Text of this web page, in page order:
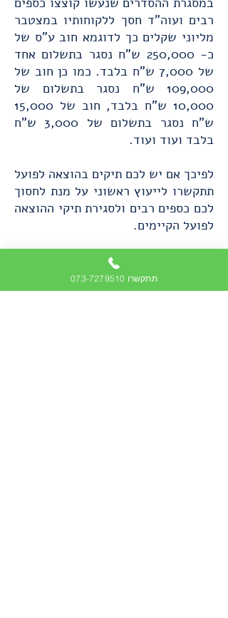
רבים ועוה"ד חסך ללקוחותיו במצטבר
מליוני שקלים כך לדוגמא חוב ע"ס של
כ- 250,000 ש"ח נסגר בתשלום אחד
של 7,000 ש"ח בלבד. כמו כן חוב של
109,000 ש"ח נסגר בתשלום של
10,000 ש"ח בלבד, חוב של 15,000
ש"ח נסגר בתשלום של 3,000 ש"ח
בלבד ועוד ועוד.
לפיכך אם יש לכם תיקים בהוצאה לפועל
תתקשרו לייעוץ ראשוני על מנת לחסוך
לכם כספים רבים ולסגירת תיקי ההוצאה
לפועל הקיימים.
לייעוץ ראשוני תתקשרו או ליחצו כאן
תתקשרו 073-7279510